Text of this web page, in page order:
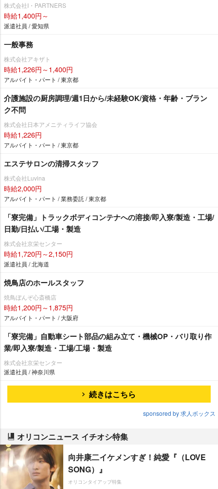
株式会社I・PARTNERS
時給1,400円～
派遣社員 / 愛知県
一般事務
株式会社アキザト
時給1,226円～1,400円
アルバイト・パート / 東京都
介護施設の厨房調理/週1日から/未経験OK/資格・年齢・ブラン
ク不問
株式会社日本アメニティライフ協会
時給1,226円
アルバイト・パート / 東京都
エステサロンの清掃スタッフ
株式会社Luvina
時給2,000円
アルバイト・パート / 業務委託 / 東京都
「寮完備」トラックボディコンテナへの溶接/即入寮/製造・工場/
日勤/日払い/工場・製造
株式会社京栄センター
時給1,720円～2,150円
派遣社員 / 北海道
焼鳥店のホールスタッフ
焼鳥ぼんぞ心斎橋店
時給1,200円～1,875円
アルバイト・パート / 大阪府
「寮完備」自動車シート部品の組み立て・機械OP・バリ取り作
業/即入寮/製造・工場/工場・製造
株式会社京栄センター
派遣社員 / 神奈川県
続きはこちら
sponsored by 求人ボックス
オリコンニュース イチオシ特集
向井康二イケメンすぎ！純愛『（LOVE
SONG）』
オリコンタイアップ特集